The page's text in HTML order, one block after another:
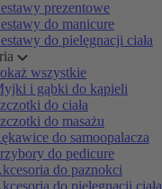
prezentowe
do manicure
do pielęgnacji ciała
wszystkie
i gąbki do kąpieli
do ciała
do masażu
do samoopalacza
do pedicure
do paznokci
do pielęgnacji ciała